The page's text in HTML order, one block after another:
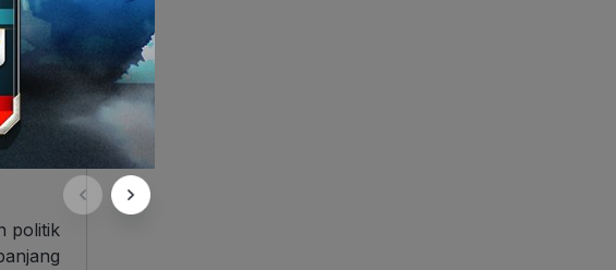
politik